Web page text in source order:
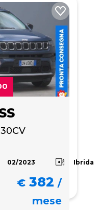
02/2023 Ibrida
€ 382 /
mese